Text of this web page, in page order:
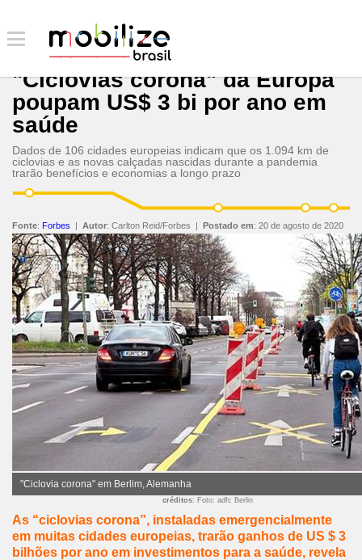
"Ciclovias corona" da Europa
poupam US$ 3 bi por ano em
saúde
Dados de 106 cidades europeias indicam que os 1.094 km de
ciclovias e as novas calçadas nascidas durante a pandemia
trarão benefícios e economias a longo prazo
Fonte: Forbes | Autor: Carlton Reid/Forbes | Postado em: 20 de agosto de 2020
"Ciclovia corona" em Berlim, Alemanha
créditos: Foto: adfc Berlin
As “ciclovias corona”, instaladas emergencialmente
em muitas cidades europeias, trarão ganhos de US $ 3
bilhões por ano em investimentos para a saúde, revela